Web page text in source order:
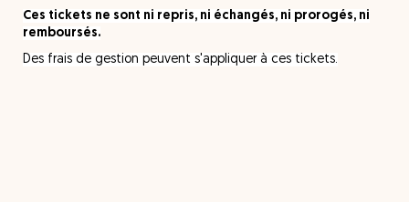
Ces tickets ne sont ni repris, ni échangés, ni prorogés, ni
remboursés.
Des frais de gestion peuvent s'appliquer à ces tickets.